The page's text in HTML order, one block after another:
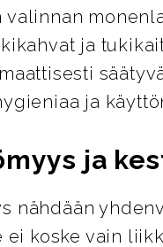
valinnan
ja
ja
ja
nähdään
ei koske vain